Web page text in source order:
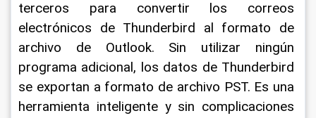
terceros para convertir los correos
electrónicos de Thunderbird al formato de
archivo de Outlook. Sin utilizar ningún
programa adicional, los datos de Thunderbird
se exportan a formato de archivo PST. Es una
herramienta inteligente y sin complicaciones